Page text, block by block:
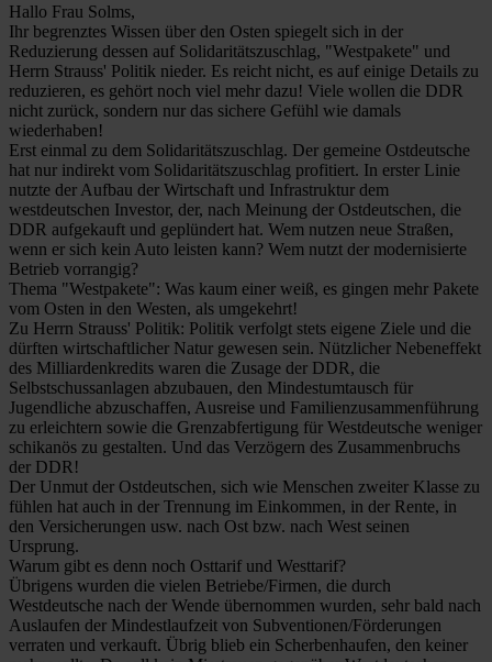
Hallo Frau Solms,
Ihr begrenztes Wissen über den Osten spiegelt sich in der
Reduzierung dessen auf Solidaritätszuschlag, "Westpakete" und
Herrn Strauss' Politik nieder. Es reicht nicht, es auf einige Details zu
reduzieren, es gehört noch viel mehr dazu! Viele wollen die DDR
nicht zurück, sondern nur das sichere Gefühl wie damals
wiederhaben!
Erst einmal zu dem Solidaritätszuschlag. Der gemeine Ostdeutsche
hat nur indirekt vom Solidaritätszuschlag profitiert. In erster Linie
nutzte der Aufbau der Wirtschaft und Infrastruktur dem
westdeutschen Investor, der, nach Meinung der Ostdeutschen, die
DDR aufgekauft und geplündert hat. Wem nutzen neue Straßen,
wenn er sich kein Auto leisten kann? Wem nutzt der modernisierte
Betrieb vorrangig?
Thema "Westpakete": Was kaum einer weiß, es gingen mehr Pakete
vom Osten in den Westen, als umgekehrt!
Zu Herrn Strauss' Politik: Politik verfolgt stets eigene Ziele und die
dürften wirtschaftlicher Natur gewesen sein. Nützlicher Nebeneffekt
des Milliardenkredits waren die Zusage der DDR, die
Selbstschussanlagen abzubauen, den Mindestumtausch für
Jugendliche abzuschaffen, Ausreise und Familienzusammenführung
zu erleichtern sowie die Grenzabfertigung für Westdeutsche weniger
schikanös zu gestalten. Und das Verzögern des Zusammenbruchs
der DDR!
Der Unmut der Ostdeutschen, sich wie Menschen zweiter Klasse zu
fühlen hat auch in der Trennung im Einkommen, in der Rente, in
den Versicherungen usw. nach Ost bzw. nach West seinen
Ursprung.
Warum gibt es denn noch Osttarif und Westtarif?
Übrigens wurden die vielen Betriebe/Firmen, die durch
Westdeutsche nach der Wende übernommen wurden, sehr bald nach
Auslaufen der Mindestlaufzeit von Subventionen/Förderungen
verraten und verkauft. Übrig blieb ein Scherbenhaufen, den keiner